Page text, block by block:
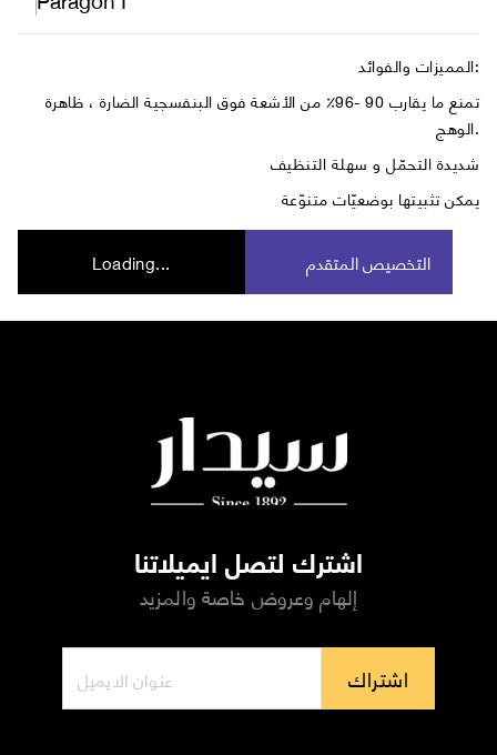
المميزات والفوائد:
تمنع ما يقارب 90 -96٪ من الأشعة فوق البنفسجية الضارة ، ظاهرة
الوهج.
شديدة التحمّل و سهلة التنظيف
يمكن تثبيتها بوضعيّات متنوّعة
Loading... التخصيص المتقدم
اشترك لتصل ايميلاتنا
إلهام وعروض خاصة والمزيد
اشتراك